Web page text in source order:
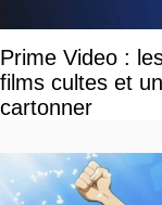
Prime Video :
films cultes et
cartonner